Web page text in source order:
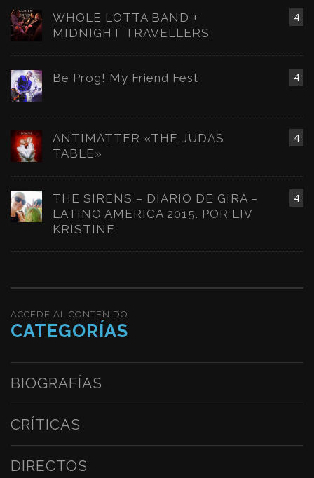
4
WHOLE LOTTA BAND +
MIDNIGHT TRAVELLERS
4
Be Prog! My Friend Fest
4
ANTIMATTER «THE JUDAS
TABLE»
4
THE SIRENS – DIARIO DE GIRA –
LATINO AMERICA 2015. POR LIV
KRISTINE
ACCEDE AL CONTENIDO
CATEGORÍAS
BIOGRAFÍAS
CRÍTICAS
DIRECTOS